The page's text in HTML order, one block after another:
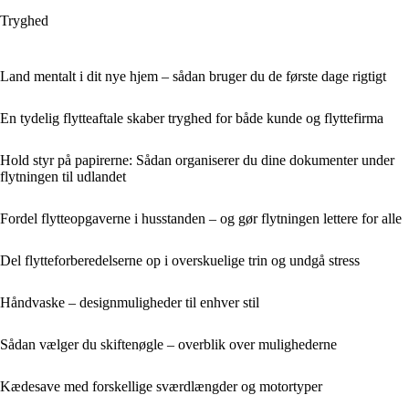
Tryghed
Land mentalt i dit nye hjem – sådan bruger du de første dage rigtigt
En tydelig flytteaftale skaber tryghed for både kunde og flyttefirma
Hold styr på papirerne: Sådan organiserer du dine dokumenter under
flytningen til udlandet
Fordel flytteopgaverne i husstanden – og gør flytningen lettere for alle
Del flytteforberedelserne op i overskuelige trin og undgå stress
Håndvaske – designmuligheder til enhver stil
Sådan vælger du skiftenøgle – overblik over mulighederne
Kædesave med forskellige sværdlængder og motortyper